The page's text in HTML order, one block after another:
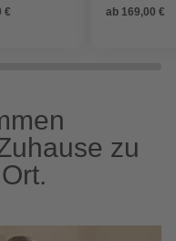
€
ab 169,00 €
zu